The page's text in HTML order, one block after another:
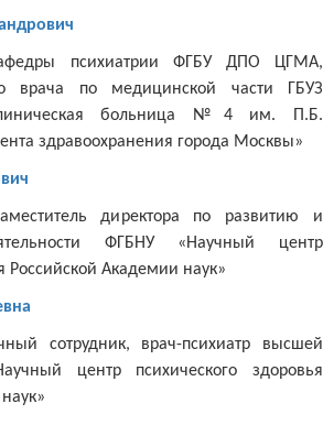
психиатрии ФГБУ ДПО ЦГМА,
врача по медицинской части ГБУЗ
клиническая больница №4 им. П.Б.
здравоохранения города Москвы»
директора по развитию и
ФГБНУ «Научный центр
Российской Академии наук»
сотрудник, врач-психиатр высшей
центр психического здоровья